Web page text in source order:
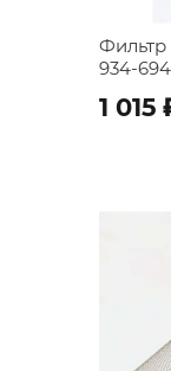
Фильтр
934-
1 015